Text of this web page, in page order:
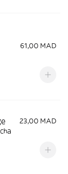
61,00 MAD
23,00 MAD